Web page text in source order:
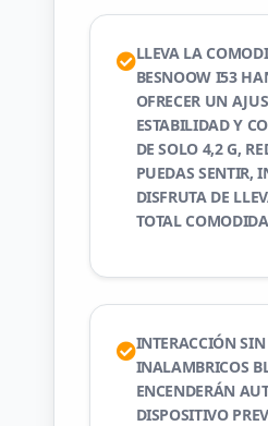
LLEVA LA
BESNOOW I53
OFRECER UN
ESTABILIDAD Y
DE SOLO 4,2 G,
PUEDAS SENTIR,
DISFRUTA DE
TOTAL
INTERACCIÓN
INALAMBRICOS
ENCENDERÁN
DISPOSITIVO